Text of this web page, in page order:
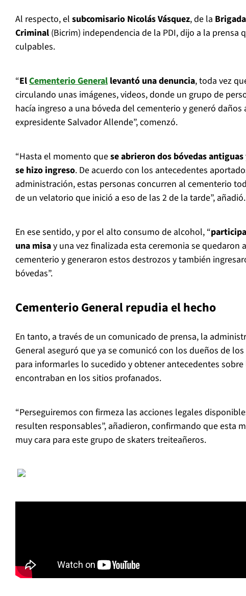
Al respecto, el subcomisario Nicolás Vásquez, de la
Criminal (Bicrim) independencia de la PDI, dijo a la prensa
culpables.
“ElCementerio General levantó una denuncia, toda vez
circulando unas imágenes, videos, donde un grupo de
hacía ingreso a una bóveda del cementerio y generó
expresidente Salvador Allende”, comenzó.
“Hasta el momento quese abrieron dos bóvedas
se hizo ingreso. De acuerdo con los antecedentes
administración, estas personas concurren al cementerio
de un velatorio que inició a eso de las 2 de la tarde”, añadió.
En ese sentido, y por el alto consumo de alcohol, “
una misay una vez finalizada esta ceremonia se quedaron
cementerio y generaron estos destrozos y también
bóvedas”.
Cementerio General repudia el hecho
En tanto, a través de un comunicado de prensa, la
General aseguró que ya se comunicó con los dueños de
para informarles lo sucedido y obtener antecedentes
encontraban en los sitios profanados.
“Perseguiremos con firmeza las acciones legales
resulten responsables”, añadieron, confirmando que esta
muy cara para este grupo de skaters treiteañeros.